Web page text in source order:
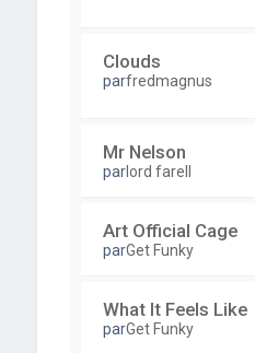
Clouds
parfredmagnus
Mr Nelson
parlord farell
Art Official Cage
parGet Funky
What It Feels Like
parGet Funky